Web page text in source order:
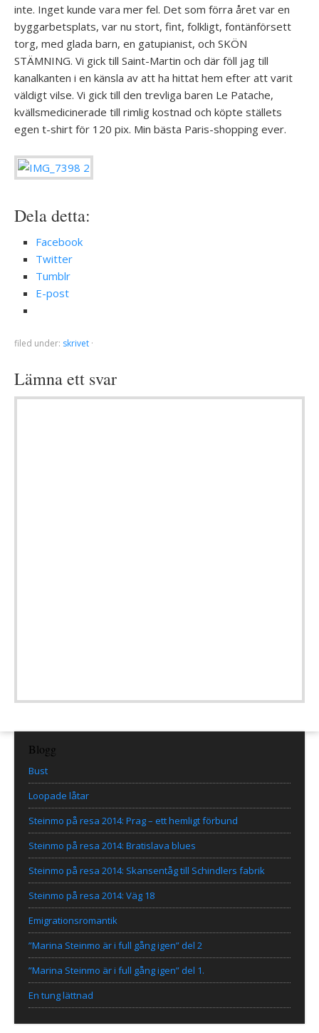
inte. Inget kunde vara mer fel. Det som förra året var en
byggarbetsplats, var nu stort, fint, folkligt, fontänförsett
torg, med glada barn, en gatupianist, och SKÖN
STÄMNING. Vi gick till Saint-Martin och där föll jag till
kanalkanten i en känsla av att ha hittat hem efter att varit
väldigt vilse. Vi gick till den trevliga baren Le Patache,
kvällsmedicinerade till rimlig kostnad och köpte ställets
egen t-shirt för 120 pix. Min bästa Paris-shopping ever.
Dela detta:
Facebook
Twitter
Tumblr
E-post
filed under: skrivet ·
Lämna ett svar
Blogg
Bust
Loopade låtar
Steinmo på resa 2014: Prag – ett hemligt förbund
Steinmo på resa 2014: Bratislava blues
Steinmo på resa 2014: Skansentåg till Schindlers fabrik
Steinmo på resa 2014: Väg 18
Emigrationsromantik
”Marina Steinmo är i full gång igen” del 2
”Marina Steinmo är i full gång igen” del 1.
En tung lättnad